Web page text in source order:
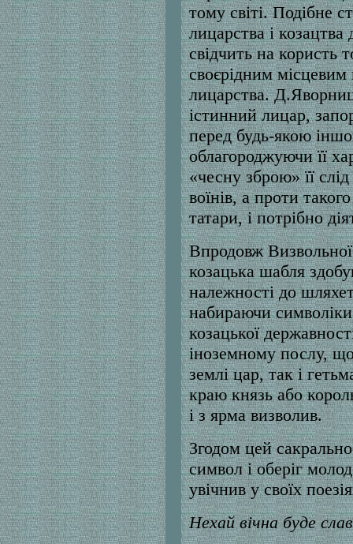
тому світі. Подібне
лицарства і
свідчить на користь
своєрідним
лицарства.
істинний лицар,
перед будь-якою
облагороджуючи її
«чесну зброю» її
воїнів, а проти
татари, і потрібно
Впродовж
козацька шабля
належності до
набираючи
козацької
іноземному послу,
землі цар, так і
краю князь або
і з ярма визволив.
Згодом цей
символ і оберіг
увічнив у своїх
Нехай вічна буде